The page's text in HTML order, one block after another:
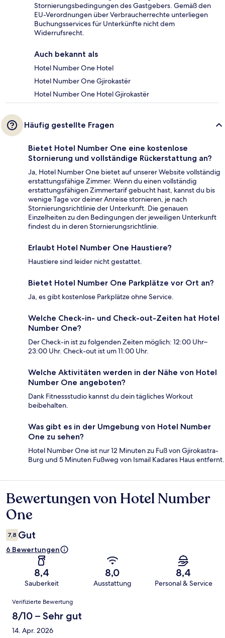
Stornierungsbedingungen des Gastgebers. Gemäß den
EU-Verordnungen über Verbraucherrechte unterliegen
Buchungsservices für Unterkünfte nicht dem
Widerrufsrecht.
Auch bekannt als
Hotel Number One Hotel
Hotel Number One Gjirokastër
Hotel Number One Hotel Gjirokastër
Häufig gestellte Fragen
Bietet Hotel Number One eine kostenlose
Stornierung und vollständige Rückerstattung an?
Ja, Hotel Number One bietet auf unserer Website vollständig
erstattungsfähige Zimmer. Wenn du einen vollständig
erstattungsfähigen Zimmertarif gebucht hast, kannst du bis
wenige Tage vor deiner Anreise stornieren, je nach
Stornierungsrichtlinie der Unterkunft. Die genauen
Einzelheiten zu den Bedingungen der jeweiligen Unterkunft
findest du in deren Stornierungsrichtlinie.
Erlaubt Hotel Number One Haustiere?
Haustiere sind leider nicht gestattet.
Bietet Hotel Number One Parkplätze vor Ort an?
Ja, es gibt kostenlose Parkplätze ohne Service.
Welche Check-in- und Check-out-Zeiten hat Hotel
Number One?
Der Check-in ist zu folgenden Zeiten möglich: 12:00 Uhr–
23:00 Uhr. Check-out ist um 11:00 Uhr.
Welche Aktivitäten werden in der Nähe von Hotel
Number One angeboten?
Dank Fitnessstudio kannst du dein tägliches Workout
beibehalten.
Was gibt es in der Umgebung von Hotel Number
One zu sehen?
Hotel Number One ist nur 12 Minuten zu Fuß von Gjirokastra-
Burg und 5 Minuten Fußweg von Ismail Kadares Haus entfernt.
Bewertungen
Bewertungen von Hotel Number
One
7,8 Gut
6 Bewertungen
8,4
Sauberkeit
8,0
Ausstattung
8,4
Personal & Service
Bewertungen
Verifizierte Bewertung
8/10 – Sehr gut
14. Apr. 2026